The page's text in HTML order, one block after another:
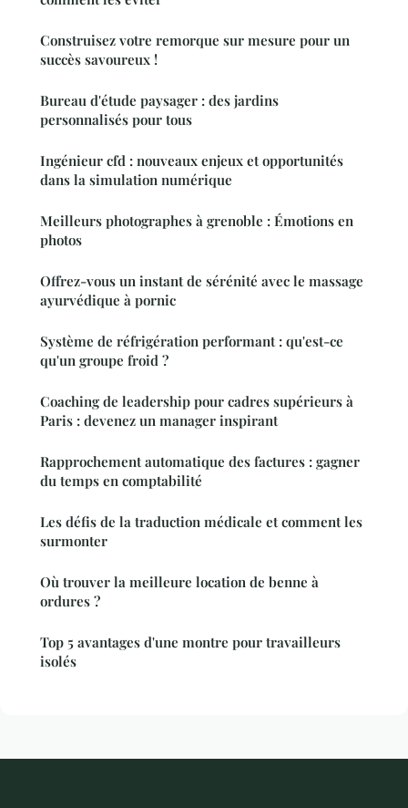
Construisez votre remorque sur mesure pour un
succès savoureux !
Bureau d'étude paysager : des jardins
personnalisés pour tous
Ingénieur cfd : nouveaux enjeux et opportunités
dans la simulation numérique
Meilleurs photographes à grenoble : Émotions en
photos
Offrez-vous un instant de sérénité avec le massage
ayurvédique à pornic
Système de réfrigération performant : qu'est-ce
qu'un groupe froid ?
Coaching de leadership pour cadres supérieurs à
Paris : devenez un manager inspirant
Rapprochement automatique des factures : gagner
du temps en comptabilité
Les défis de la traduction médicale et comment les
surmonter
Où trouver la meilleure location de benne à
ordures ?
Top 5 avantages d'une montre pour travailleurs
isolés